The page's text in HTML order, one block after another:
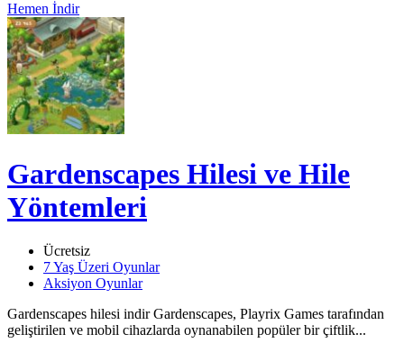
Hemen İndir
Gardenscapes Hilesi ve Hile
Yöntemleri
Ücretsiz
7 Yaş Üzeri Oyunlar
Aksiyon Oyunlar
Gardenscapes hilesi indir Gardenscapes, Playrix Games tarafından
geliştirilen ve mobil cihazlarda oynanabilen popüler bir çiftlik...